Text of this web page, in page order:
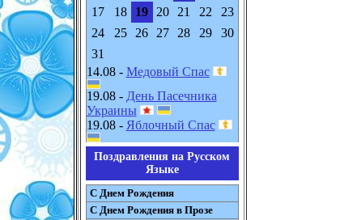
17
18 19 20 21 22
23
24
25 26 27 28 29
30
31
14.08 - Медовый Спас
19.08 - День Пасечника
Украины
19.08 - Яблочный Спас
Поздравления на Русском
Языке
С Днем Рождения
С Днем Рождения в Прозе